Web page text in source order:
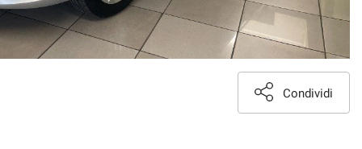
Condividi